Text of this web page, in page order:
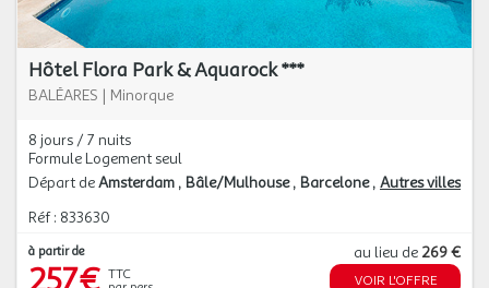
Hôtel Flora Park & Aquarock ***
BALÉARES | Minorque
8 jours / 7 nuits
Formule Logement seul
Départ deAmsterdam Bâle/Mulhouse Barcelone Autres villes
Réf : 833630
à partir de
257€ TTC
au lieu de 269 €
VOIR L'OFFRE